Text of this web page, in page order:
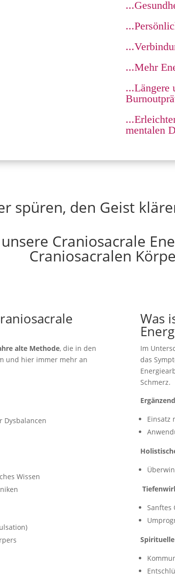
...Mehr
...Längere
mentalen
spüren, den Geist
Craniosacrale
Craniosacralen
alte Methode, die in den
und hier immer mehr an
Dysbalancen
Wissen
Was
Im
das
Schmerz.
Einsatz
Sanftes